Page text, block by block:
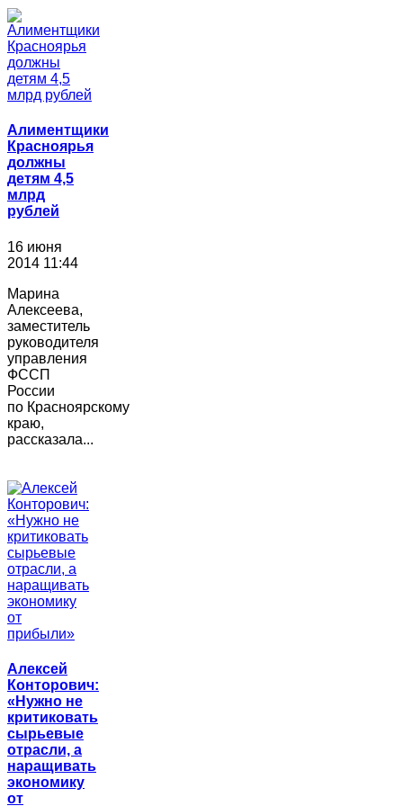
Алиментщики
Красноярья
должны
детям 4,5
млрд
рублей
16 июня
2014 11:44
Марина
Алексеева,
заместитель
руководителя
управления
ФССП
России
по Красноярскому
краю,
рассказала...
Алексей
Конторович:
«Нужно не
критиковать
сырьевые
отрасли, а
наращивать
экономику
от